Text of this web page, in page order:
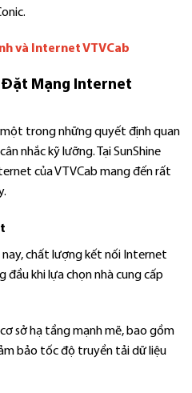
và Internet VTVCab
Đặt Mạng Internet
trong những quyết định quan
nhắc kỹ lưỡng. Tại SunShine
của VTVCab mang đến rất
nay, chất lượng kết nối Internet
khi lựa chọn nhà cung cấp
sở hạ tầng mạnh mẽ, bao gồm
bảo tốc độ truyền tải dữ liệu